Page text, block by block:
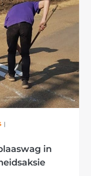
|
in